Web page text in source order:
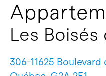
Les Boisés
306-11625